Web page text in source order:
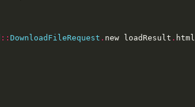
:: DownloadFileRequest . new loadResult .